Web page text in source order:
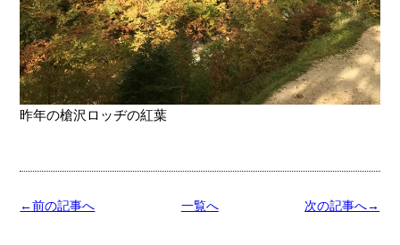
昨年の槍沢ロッヂの紅葉
←前の記事へ 一覧へ 次の記事へ→